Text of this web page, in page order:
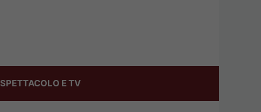
SPETTACOLO E TV